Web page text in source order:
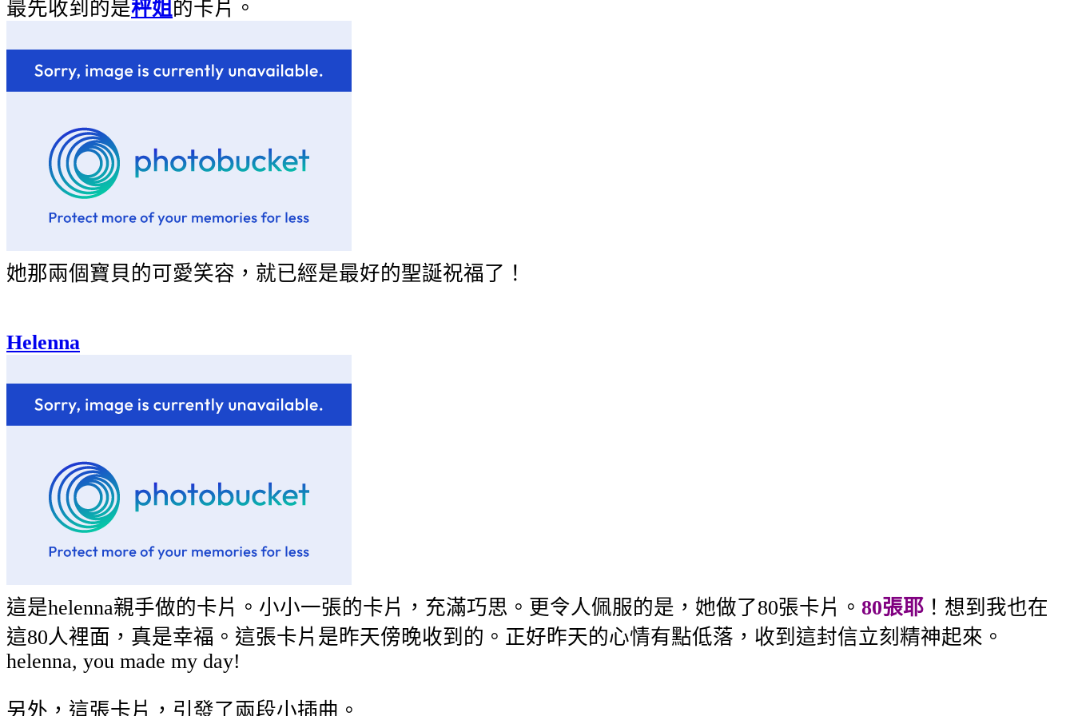
最先收到的是秤姐的卡片。
她那兩個寶貝的可愛笑容，就已經是最好的聖誕祝福了！
Helenna
這是helenna親手做的卡片。小小一張的卡片，充滿巧思。更令人佩服的是，她做了80張卡片。 80張耶 ！想到我也在
這80人裡面，真是幸福。這張卡片是昨天傍晚收到的。正好昨天的心情有點低落，收到這封信立刻精神起來。
helenna, you made my day!
另外，這張卡片，引發了兩段小插曲。